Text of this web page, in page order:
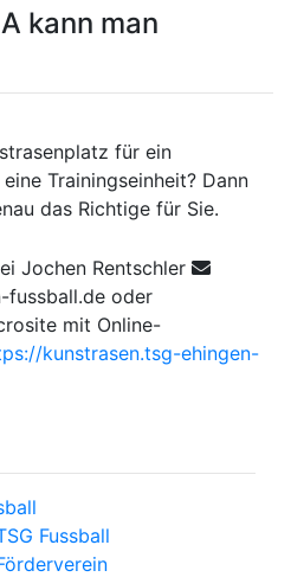
kann man
für ein
Trainingseinheit? Dann
das Richtige für Sie.
Jochen Rentschler
fussball.de oder
mit Online-
kunstrasen.tsg-ehingen-
Fussball